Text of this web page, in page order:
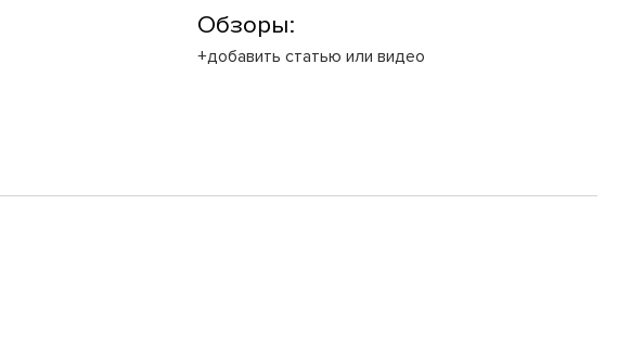
Обзоры:
+добавить статью или видео